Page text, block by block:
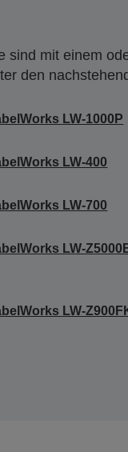
sind mit einem
den
LW-1000P
LW-400
LW-700
LW-
LW-